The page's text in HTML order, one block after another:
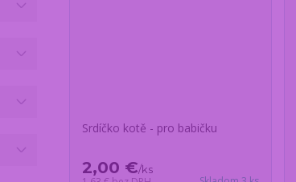
Srdíčko kotě - pro babičku
2,00 €/ks